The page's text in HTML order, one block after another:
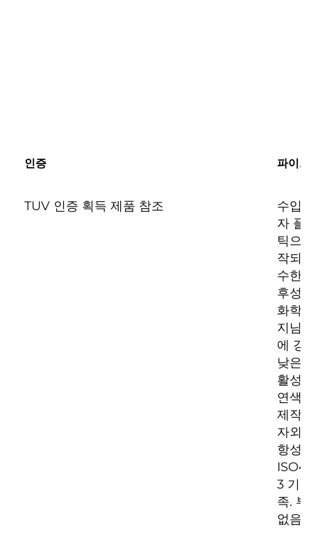
인증 파이프
TUV 인증 획득 제품 참조
수입
자 플
틱으
작되
수한
후성
화학
지님.
에 강
낮은
활성
연색
제작
자외
항성
3 기
족.
없음